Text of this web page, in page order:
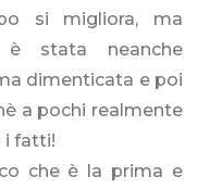
si migliora, ma
stata neanche
dimenticata e poi
a pochi realmente
i fatti!
che è la prima e